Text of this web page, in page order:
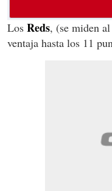
Los Reds, (se miden al
ventaja hasta los 11